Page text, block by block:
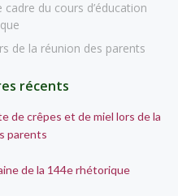
du cours d’éducation
de la réunion des parents
récents
de crêpes et de miel lors de la
parents
de la 144e rhétorique